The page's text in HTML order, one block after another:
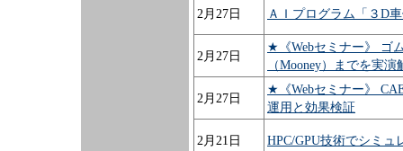
2月27日 ＡＩプログラム「３D
2月27日
★《Webセミナー》 ゴ
（Mooney）までを実演
2月27日
★《Webセミナー》
運用と効果検証
2月21日 HPC/GPU技術でシミ